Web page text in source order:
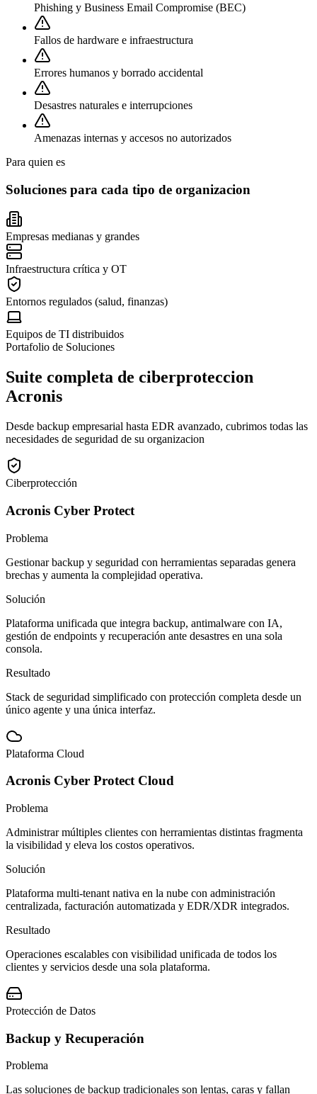
Phishing y Business Email Compromise (BEC)
Fallos de hardware e infraestructura
Errores humanos y borrado accidental
Desastres naturales e interrupciones
Amenazas internas y accesos no autorizados
Para quien es
Soluciones para cada tipo de organizacion
Empresas medianas y grandes
Infraestructura crítica y OT
Entornos regulados (salud, finanzas)
Equipos de TI distribuidos
Portafolio de Soluciones
Suite completa de ciberproteccion
Acronis
Desde backup empresarial hasta EDR avanzado, cubrimos todas las
necesidades de seguridad de su organizacion
Ciberprotección
Acronis Cyber Protect
Problema
Gestionar backup y seguridad con herramientas separadas genera
brechas y aumenta la complejidad operativa.
Solución
Plataforma unificada que integra backup, antimalware con IA,
gestión de endpoints y recuperación ante desastres en una sola
consola.
Resultado
Stack de seguridad simplificado con protección completa desde un
único agente y una única interfaz.
Plataforma Cloud
Acronis Cyber Protect Cloud
Problema
Administrar múltiples clientes con herramientas distintas fragmenta
la visibilidad y eleva los costos operativos.
Solución
Plataforma multi-tenant nativa en la nube con administración
centralizada, facturación automatizada y EDR/XDR integrados.
Resultado
Operaciones escalables con visibilidad unificada de todos los
clientes y servicios desde una sola plataforma.
Protección de Datos
Backup y Recuperación
Problema
Las soluciones de backup tradicionales son lentas, caras y fallan